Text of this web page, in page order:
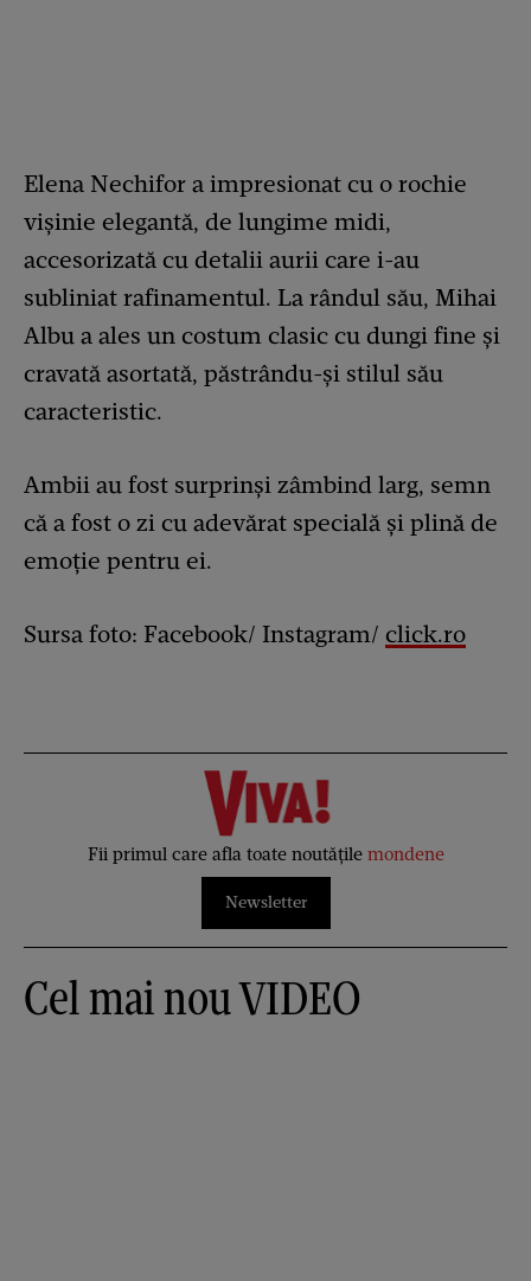
Elena Nechifor a impresionat cu o rochie
vișinie elegantă, de lungime midi,
accesorizată cu detalii aurii care i-au
subliniat rafinamentul. La rândul său, Mihai
Albu a ales un costum clasic cu dungi fine și
cravată asortată, păstrându-și stilul său
caracteristic.
Ambii au fost surprinși zâmbind larg, semn
că a fost o zi cu adevărat specială și plină de
emoție pentru ei.
Sursa foto: Facebook/ Instagram/ click.ro
Fii primul care afla toate noutățile mondene
Newsletter
Cel mai nou VIDEO